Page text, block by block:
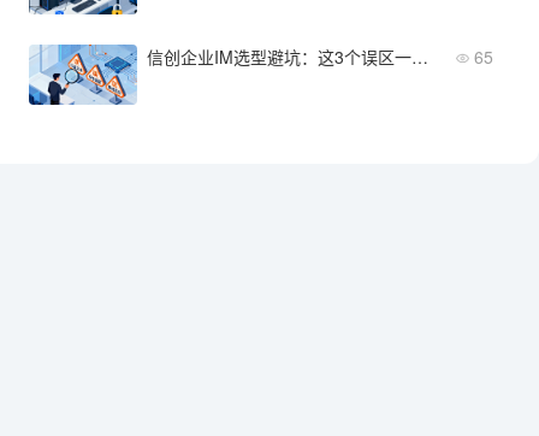
信创企业IM选型避坑：这3个误区一定要注意 65